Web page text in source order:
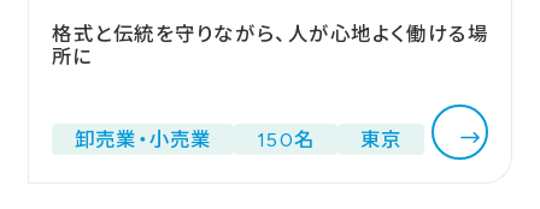
格式と伝統を守りながら、人が心地よく働ける場
所に
卸売業・小売業 150名 東京